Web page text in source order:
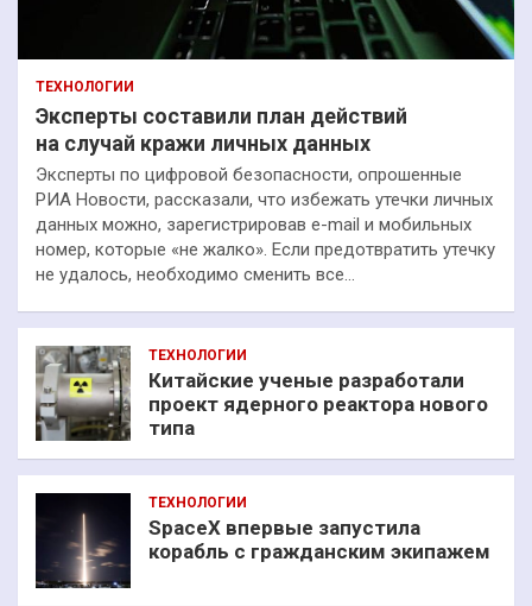
ТЕХНОЛОГИИ
Эксперты составили план действий
на случай кражи личных данных
Эксперты по цифровой безопасности, опрошенные
РИА Новости, рассказали, что избежать утечки личных
данных можно, зарегистрировав e-mail и мобильных
номер, которые «не жалко». Если предотвратить утечку
не удалось, необходимо сменить все…
ТЕХНОЛОГИИ
Китайские ученые разработали
проект ядерного реактора нового
типа
ТЕХНОЛОГИИ
SpaceX впервые запустила
корабль с гражданским экипажем